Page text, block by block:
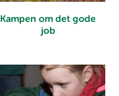
Kampen om det gode
job